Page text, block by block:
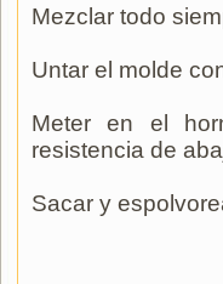
Mezclar todo
Untar el molde
Meter en el
resistencia de
Sacar y